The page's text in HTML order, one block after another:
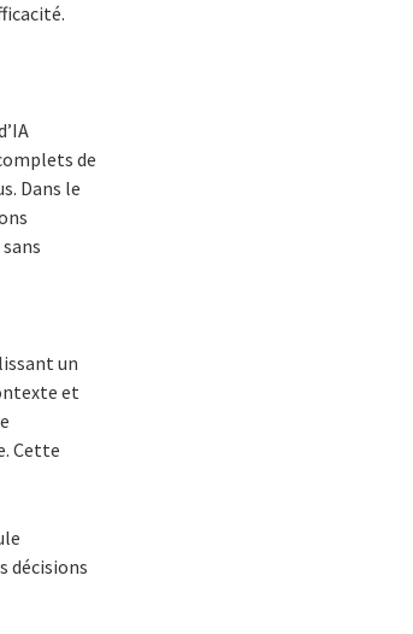
de
Dans le
un
et
Cette
décisions